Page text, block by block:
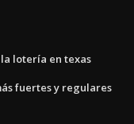
lotería en texas
fuertes y regulares